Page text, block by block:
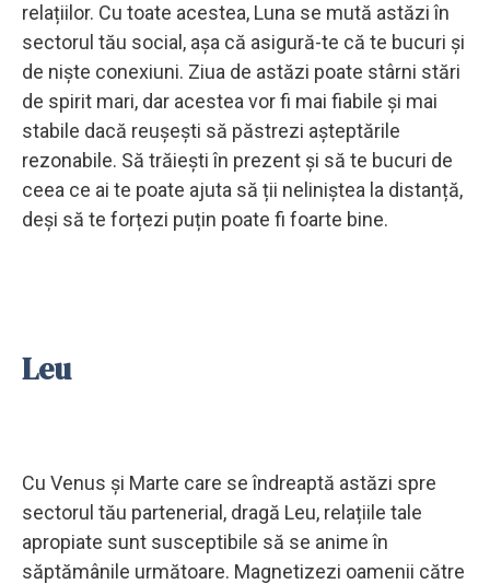
relațiilor. Cu toate acestea, Luna se mută astăzi în
sectorul tău social, așa că asigură-te că te bucuri și
de niște conexiuni. Ziua de astăzi poate stârni stări
de spirit mari, dar acestea vor fi mai fiabile și mai
stabile dacă reușești să păstrezi așteptările
rezonabile. Să trăiești în prezent și să te bucuri de
ceea ce ai te poate ajuta să ții neliniștea la distanță,
deși să te forțezi puțin poate fi foarte bine.
Leu
Cu Venus și Marte care se îndreaptă astăzi spre
sectorul tău partenerial, dragă Leu, relațiile tale
apropiate sunt susceptibile să se anime în
săptămânile următoare. Magnetizezi oamenii către